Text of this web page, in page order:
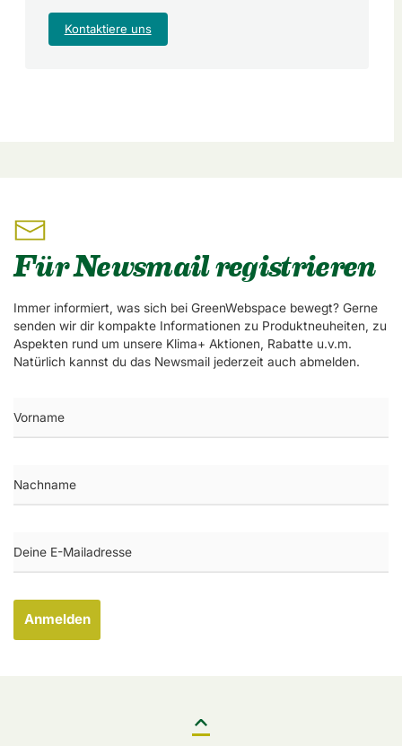
Kontaktiere uns
Für Newsmail registrieren
Immer informiert, was sich bei GreenWebspace bewegt? Gerne
senden wir dir kompakte Informationen zu Produktneuheiten, zu
Aspekten rund um unsere Klima+ Aktionen, Rabatte u.v.m.
Natürlich kannst du das Newsmail jederzeit auch abmelden.
Anmelden